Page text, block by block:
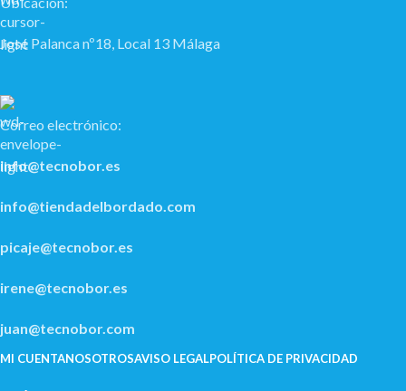
José Palanca nº18, Local 13 Málaga
Correo electrónico:
info@tecnobor.es
info@tiendadelbordado.com
picaje@tecnobor.es
irene@tecnobor.es
juan@tecnobor.com
MI CUENTANOSOTROSAVISO LEGALPOLÍ­TICA DE PRIVACIDAD